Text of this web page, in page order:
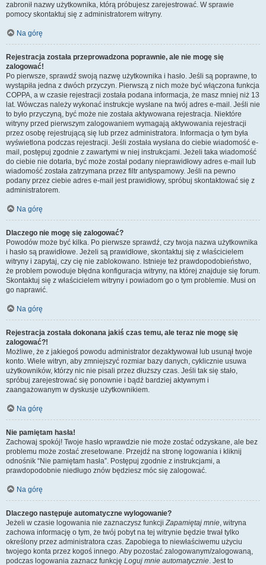
zabronił nazwy użytkownika, którą próbujesz zarejestrować. W sprawie
pomocy skontaktuj się z administratorem witryny.
Na górę
Rejestracja została przeprowadzona poprawnie, ale nie mogę się
zalogować!
Po pierwsze, sprawdź swoją nazwę użytkownika i hasło. Jeśli są poprawne, to
wystąpiła jedna z dwóch przyczyn. Pierwszą z nich może być włączona funkcja
COPPA, a w czasie rejestracji została podana informacja, że masz mniej niż 13
lat. Wówczas należy wykonać instrukcje wysłane na twój adres e-mail. Jeśli nie
to było przyczyną, być może nie została aktywowana rejestracja. Niektóre
witryny przed pierwszym zalogowaniem wymagają aktywowania rejestracji
przez osobę rejestrującą się lub przez administratora. Informacja o tym była
wyświetlona podczas rejestracji. Jeśli została wysłana do ciebie wiadomość e-
mail, postępuj zgodnie z zawartymi w niej instrukcjami. Jeżeli taka wiadomość
do ciebie nie dotarła, być może został podany nieprawidłowy adres e-mail lub
wiadomość została zatrzymana przez filtr antyspamowy. Jeśli na pewno
podany przez ciebie adres e-mail jest prawidłowy, spróbuj skontaktować się z
administratorem.
Na górę
Dlaczego nie mogę się zalogować?
Powodów może być kilka. Po pierwsze sprawdź, czy twoja nazwa użytkownika
i hasło są prawidłowe. Jeżeli są prawidłowe, skontaktuj się z właścicielem
witryny i zapytaj, czy cię nie zablokowano. Istnieje też prawdopodobieństwo,
że problem powoduje błędna konfiguracja witryny, na której znajduje się forum.
Skontaktuj się z właścicielem witryny i powiadom go o tym problemie. Musi on
go naprawić.
Na górę
Rejestracja została dokonana jakiś czas temu, ale teraz nie mogę się
zalogować?!
Możliwe, że z jakiegoś powodu administrator dezaktywował lub usunął twoje
konto. Wiele witryn, aby zmniejszyć rozmiar bazy danych, cyklicznie usuwa
użytkowników, którzy nic nie pisali przez dłuższy czas. Jeśli tak się stało,
spróbuj zarejestrować się ponownie i bądź bardziej aktywnym i
zaangażowanym w dyskusje użytkownikiem.
Na górę
Nie pamiętam hasła!
Zachowaj spokój! Twoje hasło wprawdzie nie może zostać odzyskane, ale bez
problemu może zostać zresetowane. Przejdź na stronę logowania i kliknij
odnośnik “Nie pamiętam hasła”. Postępuj zgodnie z instrukcjami, a
prawdopodobnie niedługo znów będziesz móc się zalogować.
Na górę
Dlaczego następuje automatyczne wylogowanie?
Jeżeli w czasie logowania nie zaznaczysz funkcjiZapamiętaj mnie, witryna
zachowa informację o tym, że twój pobyt na tej witrynie będzie trwał tylko
określony przez administratora czas. Zapobiega to niewłaściwemu użyciu
twojego konta przez kogoś innego. Aby pozostać zalogowanym/zalogowaną,
podczas logowania zaznacz funkcję Loguj mnie automatycznie. Jest to